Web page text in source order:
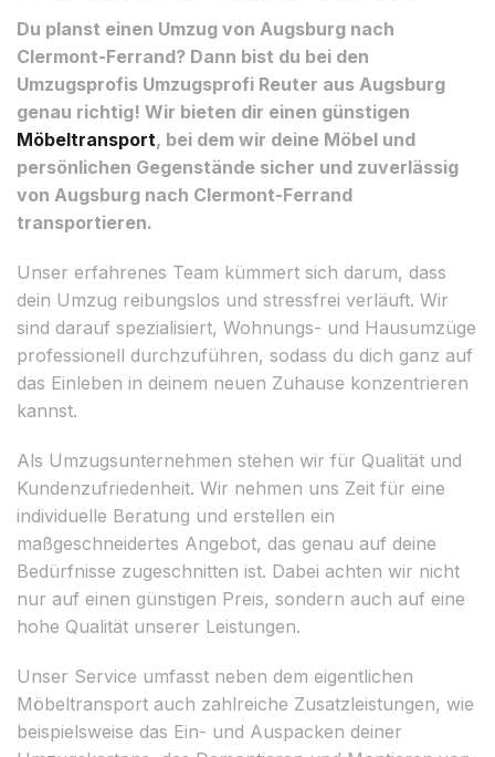
Du planst einen Umzug von Augsburg nach
Clermont-Ferrand? Dann bist du bei den
Umzugsprofis Umzugsprofi Reuter aus Augsburg
genau richtig! Wir bieten dir einen günstigen
Möbeltransport, bei dem wir deine Möbel und
persönlichen Gegenstände sicher und zuverlässig
von Augsburg nach Clermont-Ferrand
transportieren.
Unser erfahrenes Team kümmert sich darum, dass
dein Umzug reibungslos und stressfrei verläuft. Wir
sind darauf spezialisiert, Wohnungs- und Hausumzüge
professionell durchzuführen, sodass du dich ganz auf
das Einleben in deinem neuen Zuhause konzentrieren
kannst.
Als Umzugsunternehmen stehen wir für Qualität und
Kundenzufriedenheit. Wir nehmen uns Zeit für eine
individuelle Beratung und erstellen ein
maßgeschneidertes Angebot, das genau auf deine
Bedürfnisse zugeschnitten ist. Dabei achten wir nicht
nur auf einen günstigen Preis, sondern auch auf eine
hohe Qualität unserer Leistungen.
Unser Service umfasst neben dem eigentlichen
Möbeltransport auch zahlreiche Zusatzleistungen, wie
beispielsweise das Ein- und Auspacken deiner